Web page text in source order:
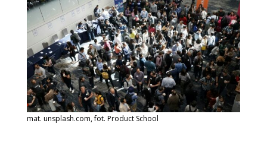
mat. unsplash.com, fot. Product School